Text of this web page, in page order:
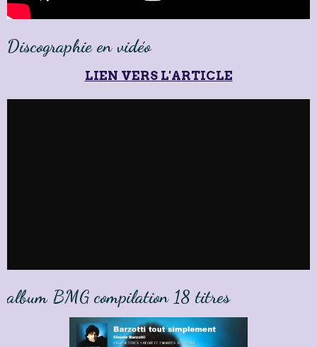
Discographie en vidéo
LIEN VERS L'ARTICLE
album BMG compilation 18 titres